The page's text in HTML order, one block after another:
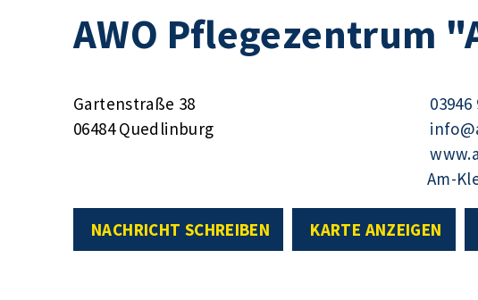
AWO Pflegezentrum
Gartenstraße 38
06484 Quedlinburg
03946
Am-
NACHRICHT SCHREIBEN KARTE ANZEIGEN